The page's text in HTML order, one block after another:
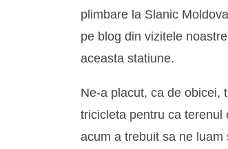
plimbare la Slanic
pe blog din vizitele
aceasta statiune.
Ne-a placut, ca de obicei,
tricicleta pentru ca terenul
acum a trebuit sa ne